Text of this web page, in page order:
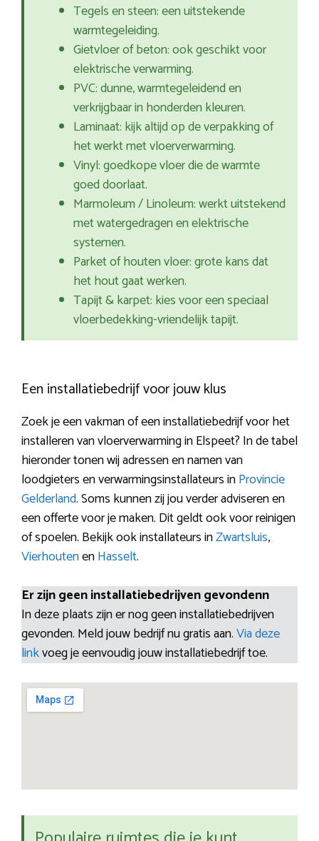
Tegels en steen: een uitstekende
warmtegeleiding.
Gietvloer of beton: ook geschikt voor
elektrische verwarming.
PVC: dunne, warmtegeleidend en
verkrijgbaar in honderden kleuren.
Laminaat: kijk altijd op de verpakking of
het werkt met vloerverwarming.
Vinyl: goedkope vloer die de warmte
goed doorlaat.
Marmoleum / Linoleum: werkt uitstekend
met watergedragen en elektrische
systemen.
Parket of houten vloer: grote kans dat
het hout gaat werken.
Tapijt & karpet: kies voor een speciaal
vloerbedekking-vriendelijk tapijt.
Een installatiebedrijf voor jouw klus
Zoek je een vakman of een installatiebedrijf voor het
installeren van vloerverwarming in Elspeet? In de tabel
hieronder tonen wij adressen en namen van
loodgieters en verwarmingsinstallateurs inProvincie
Gelderland. Soms kunnen zij jou verder adviseren en
een offerte voor je maken. Dit geldt ook voor reinigen
of spoelen. Bekijk ook installateurs inZwartsluis,
VierhoutenenHasselt.
Er zijn geen installatiebedrijven gevondenn
In deze plaats zijn er nog geen installatiebedrijven
gevonden. Meld jouw bedrijf nu gratis aan.Via deze
linkvoeg je eenvoudig jouw installatiebedrijf toe.